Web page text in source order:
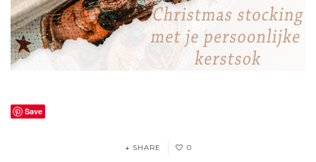
Save
SHARE 0